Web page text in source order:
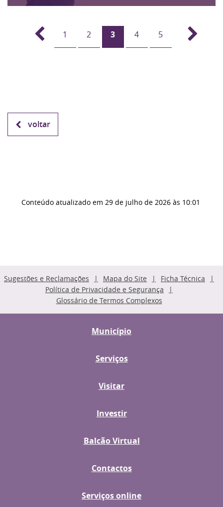
1 2 3 4 5
voltar
Conteúdo atualizado em 29 de julho de 2026 às 10:01
Sugestões e Reclamações Mapa do Site
Ficha Técnica
Política de Privacidade e Segurança
Glossário de Termos Complexos
Município
Serviços
Visitar
Investir
Balcão Virtual
Contactos
Serviços online